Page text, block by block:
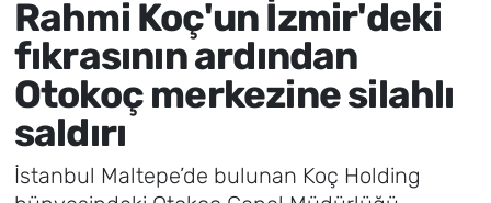
Rahmi Koç'un İzmir'deki
fıkrasının ardından
Otokoç merkezine silahlı
saldırı
İstanbul Maltepe’de bulunan Koç Holding
Magazin
Foto Galeri